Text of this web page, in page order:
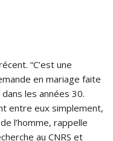
“C’est une
en mariage faite
les années 30.
entre eux simplement,
l’homme, rappelle
au CNRS et